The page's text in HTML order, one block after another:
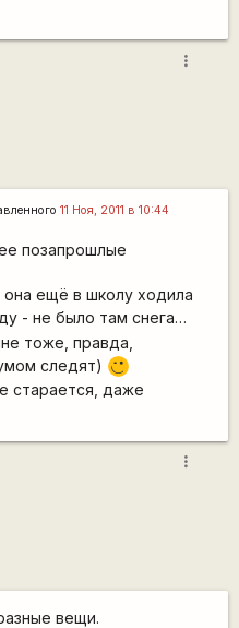
more_vert
11 Ноя, 2011 в 10:44
позапрошлые
ещё в школу ходила
- не было там снега…
тоже, правда,
следят)
;)
старается, даже
more_vert
вещи.